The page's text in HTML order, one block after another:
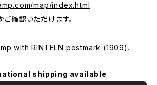
map/index.html
確認いただけます。
with RINTELN postmark (1909).
shipping available